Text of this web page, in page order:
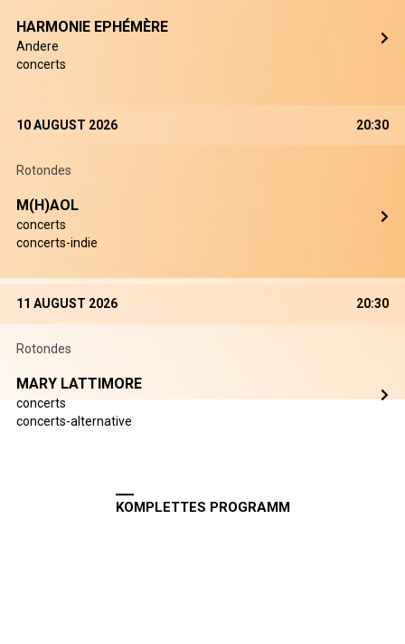
HARMONIE EPHÉMÈRE
Andere
concerts
10 AUGUST 2026 20:30
Rotondes
M(H)AOL
concerts
concerts-indie
11 AUGUST 2026 20:30
Rotondes
MARY LATTIMORE
concerts
concerts-alternative
KOMPLETTES PROGRAMM